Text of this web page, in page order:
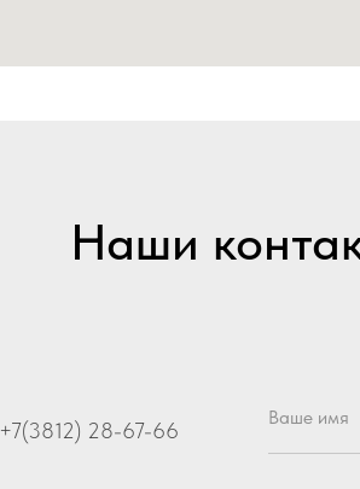
Наши
+7(3812) 28-67-66
Ваше имя